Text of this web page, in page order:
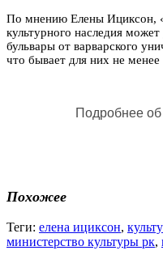
По мнению Елены Ициксон,
культурного наследия
бульвары от варварского
что бывает для них не
Подробнее об
Похожее
Теги: елена ициксон,
министерство культуры рк,